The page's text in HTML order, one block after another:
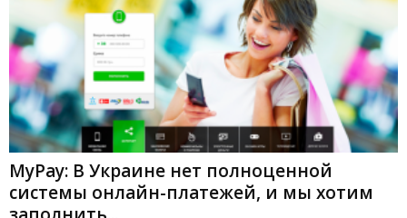
MyPay: В Украине нет полноценной
системы онлайн-платежей, и мы хотим